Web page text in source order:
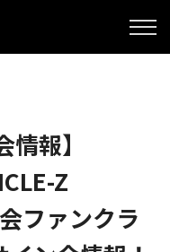
報】
Z
ファンクラ